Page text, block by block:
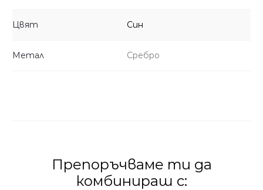
Цвят Син
Метал Сребро
Препоръчваме ти да
комбинираш с: